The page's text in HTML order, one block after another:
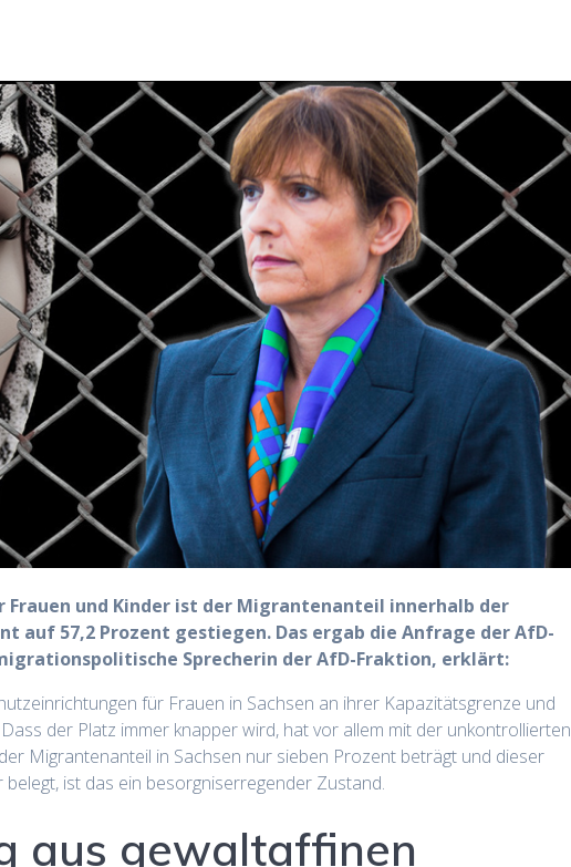
Frauen und Kinder ist der Migrantenanteil innerhalb der
auf 57,2 Prozent gestiegen. Das ergab die Anfrage der AfD-
Sprecherin der AfD-Fraktion, erklärt:
für Frauen in Sachsen an ihrer Kapazitätsgrenze und
der Platz immer knapper wird, hat vor allem mit der unkontrollierten
Migrantenanteil in Sachsen nur sieben Prozent beträgt und dieser
ist das ein besorgniserregender Zustand.
aus gewaltaffinen